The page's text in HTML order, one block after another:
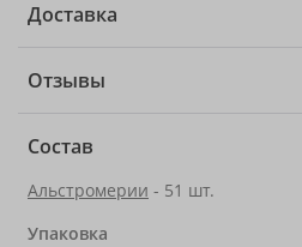
Доставка
Отзывы
Состав
Альстромерии - 51 шт.
Упаковка